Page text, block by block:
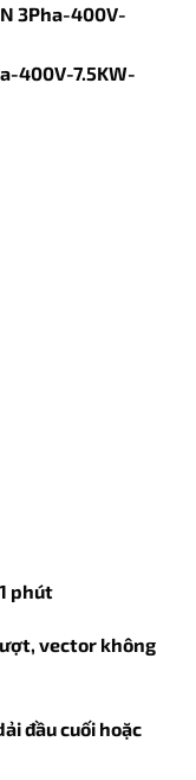
3Pha-400V-
400V-7.5KW-
phút
vector không
đầu cuối hoặc